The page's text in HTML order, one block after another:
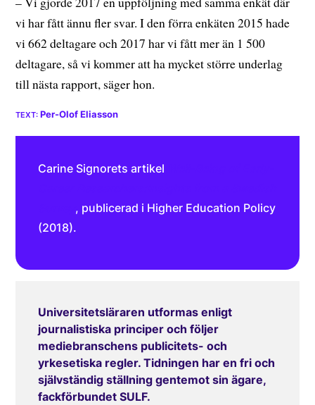
vi har fått ännu fler svar. I den förra enkäten 2015 hade
vi 662 deltagare och 2017 har vi fått mer än 1 500
deltagare, så vi kommer att ha mycket större underlag
till nästa rapport, säger hon.
Per-Olof Eliasson
Carine Signorets artikel
, publicerad i Higher Education Policy
(2018).
Universitetsläraren utformas enligt
journalistiska principer och följer
mediebranschens publicitets- och
yrkesetiska regler. Tidningen har en fri och
självständig ställning gentemot sin ägare,
fackförbundet SULF.